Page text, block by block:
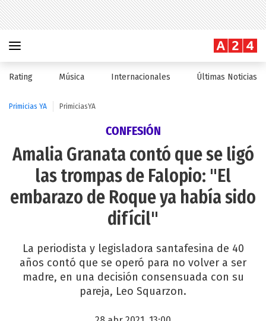
Rating Música Internacionales Últimas Noticias
Primicias YA PrimiciasYA
CONFESIÓN
Amalia Granata contó que se ligó
las trompas de Falopio: "El
embarazo de Roque ya había sido
difícil"
La periodista y legisladora santafesina de 40
años contó que se operó para no volver a ser
madre, en una decisión consensuada con su
pareja, Leo Squarzon.